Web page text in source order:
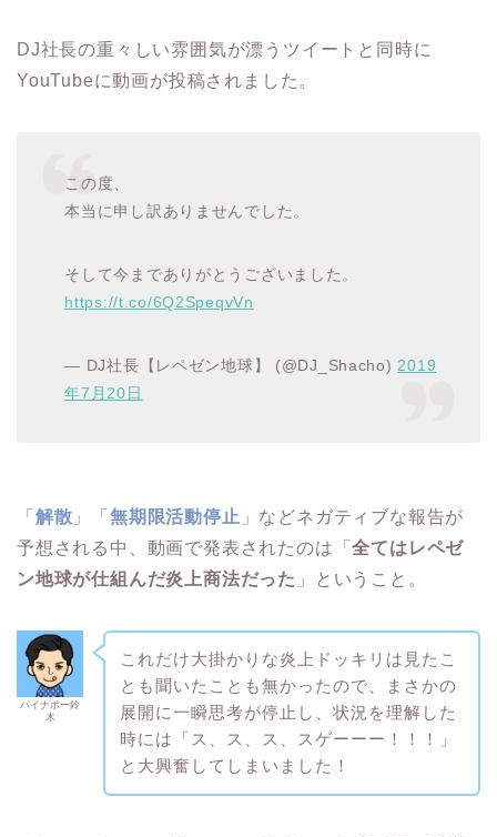
DJ社長の重々しい雰囲気が漂うツイートと同時に
YouTubeに動画が投稿されました。
この度、
本当に申し訳ありませんでした。
そして今までありがとうございました。
https://t.co/6Q2SpeqvVn
— DJ社長【レペゼン地球】 (@DJ_Shacho)2019
年7月20日
「 解散 」「無期限活動停止 」などネガティブな報告が
予想される中、動画で発表されたのは「全てはレペゼ
ン地球が仕組んだ炎上商法だった 」ということ。
パイナポー鈴
木
これだけ大掛かりな炎上ドッキリは見たこ
とも聞いたことも無かったので、まさかの
展開に一瞬思考が停止し、状況を理解した
時には「ス、ス、ス、スゲーーー！！！」
と大興奮してしまいました！